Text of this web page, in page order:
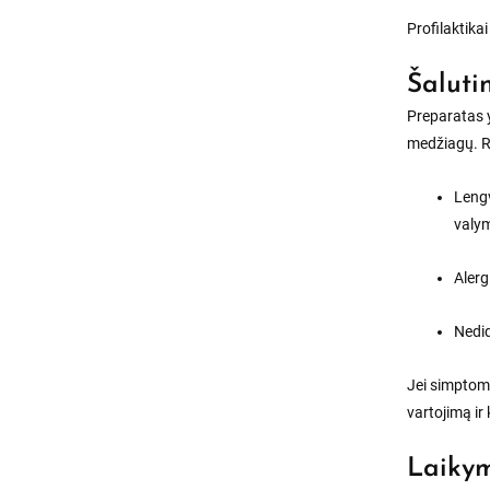
Preparatas
medžiagų.
Jei
vartojimą ir